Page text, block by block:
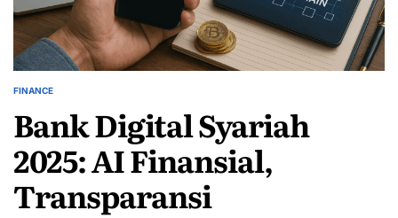
POSTED
FINANCE
Bank Digital Syariah
2025: AI Finansial,
Transparansi